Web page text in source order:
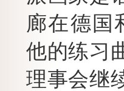
廊在德国
他的练习
理事会继